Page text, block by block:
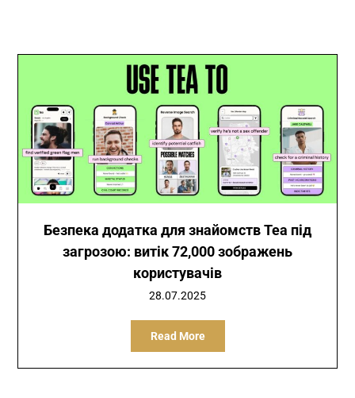
Безпека додатка для знайомств Tea під
загрозою: витік 72,000 зображень
користувачів
28.07.2025
Read More